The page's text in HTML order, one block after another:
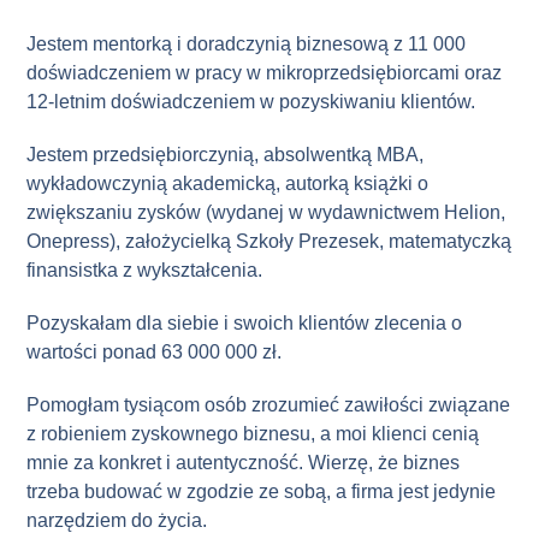
Jestem mentorką i doradczynią biznesową z 11 000
doświadczeniem w pracy w mikroprzedsiębiorcami oraz
12-letnim doświadczeniem w pozyskiwaniu klientów.
Jestem przedsiębiorczynią, absolwentką MBA,
wykładowczynią akademicką, autorką książki o
zwiększaniu zysków (wydanej w wydawnictwem Helion,
Onepress), założycielką Szkoły Prezesek, matematyczką
finansistka z wykształcenia.
Pozyskałam dla siebie i swoich klientów zlecenia o
wartości ponad 63 000 000 zł.
Pomogłam tysiącom osób zrozumieć zawiłości związane
z robieniem zyskownego biznesu, a moi klienci cenią
mnie za konkret i autentyczność. Wierzę, że biznes
trzeba budować w zgodzie ze sobą, a firma jest jedynie
narzędziem do życia.